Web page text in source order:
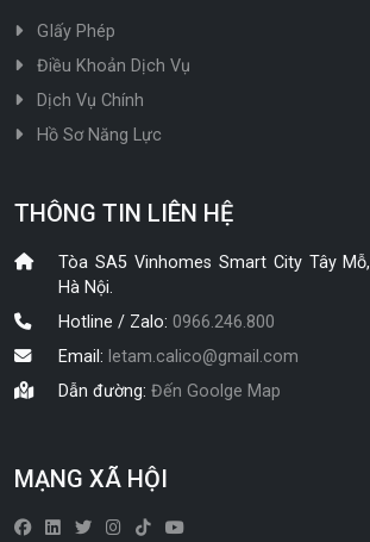
GIấy Phép
Điều Khoản Dịch Vụ
Dịch Vụ Chính
Hồ Sơ Năng Lực
THÔNG TIN LIÊN HỆ
Tòa SA5 Vinhomes Smart City Tây
Hà Nội.
Hotline / Zalo:0966.246.800
Email: letam.calico@gmail.com
Dẫn đường:Đến Goolge Map
MẠNG XÃ HỘI